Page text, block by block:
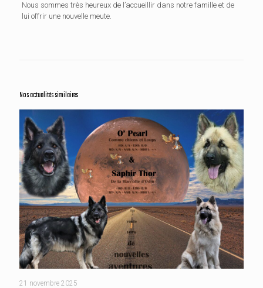
Nous sommes très heureux de l’accueillir dans notre famille et de
lui offrir une nouvelle meute.
Nos actualités similaires
21 novembre 2025